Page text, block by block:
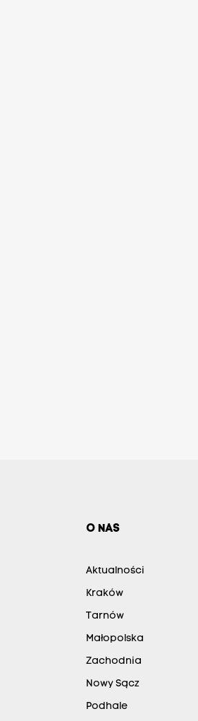
O NAS
Aktualności
Kraków
Tarnów
Małopolska
Zachodnia
Nowy Sącz
Podhale